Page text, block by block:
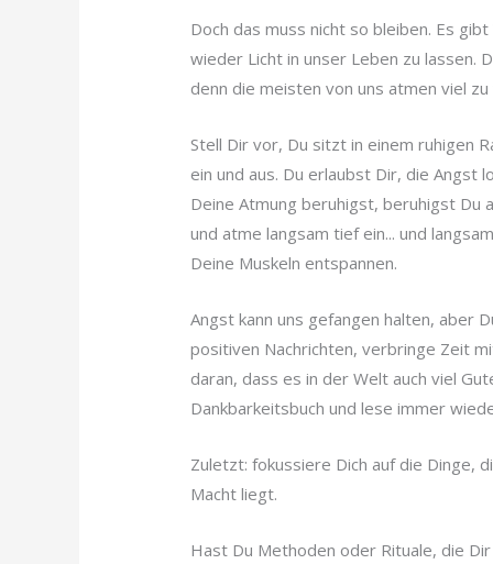
Doch das muss nicht so bleiben. Es
wieder Licht in unser Leben zu lassen.
denn die meisten von uns atmen viel zu
Stell Dir vor, Du sitzt in einem ruhigen
ein und aus. Du erlaubst Dir, die Angst
Deine Atmung beruhigst, beruhigst Du
und atme langsam tief ein... und
Deine Muskeln entspannen.
Angst kann uns gefangen halten, aber
positiven Nachrichten, verbringe Zeit
daran, dass es in der Welt auch viel
Dankbarkeitsbuch und lese immer
Zuletzt: fokussiere Dich auf die Dinge,
Macht liegt.
Hast Du Methoden oder Rituale, die